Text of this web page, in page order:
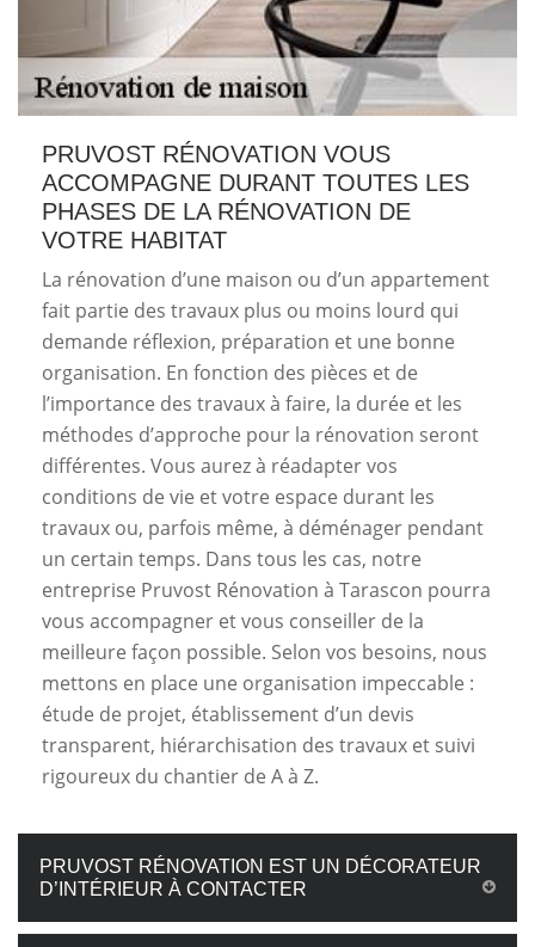
PRUVOST RÉNOVATION VOUS
ACCOMPAGNE DURANT TOUTES LES
PHASES DE LA RÉNOVATION DE
VOTRE HABITAT
La rénovation d’une maison ou d’un appartement
fait partie des travaux plus ou moins lourd qui
demande réflexion, préparation et une bonne
organisation. En fonction des pièces et de
l’importance des travaux à faire, la durée et les
méthodes d’approche pour la rénovation seront
différentes. Vous aurez à réadapter vos
conditions de vie et votre espace durant les
travaux ou, parfois même, à déménager pendant
un certain temps. Dans tous les cas, notre
entreprise Pruvost Rénovation à Tarascon pourra
vous accompagner et vous conseiller de la
meilleure façon possible. Selon vos besoins, nous
mettons en place une organisation impeccable :
étude de projet, établissement d’un devis
transparent, hiérarchisation des travaux et suivi
rigoureux du chantier de A à Z.
PRUVOST RÉNOVATION EST UN DÉCORATEUR
D’INTÉRIEUR À CONTACTER